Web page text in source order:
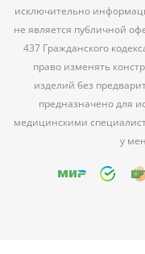
исключительно
не является публичной
437 Гражданского
право изменять
изделий без
предназначено для
медицинскими
у